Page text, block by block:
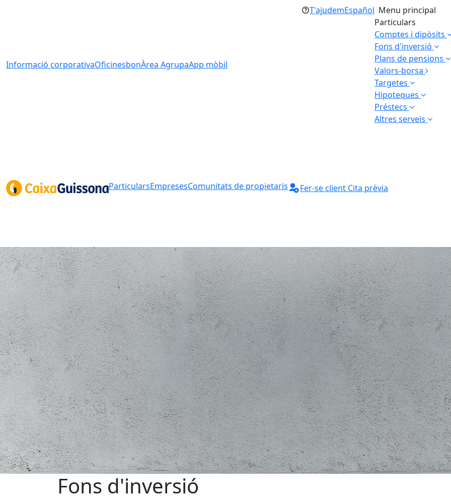
Informació corporativaOficinesbonÀrea AgrupaApp mòbil
T'ajudemEspañol Menu principal
Particulars
Comptes i dipòsits
Fons d'inversió
Plans de pensions
Valors-borsa
Targetes
Hipoteques
Préstecs
Altres serveis
ParticularsEmpresesComunitats de propietaris Fer-se client Cita prèvia
Fons d'inversió